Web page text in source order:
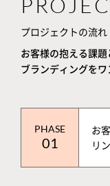
プロジェクトの流れ
お客様の抱える課題
ブランディングをワ
PHASE
01
お
リ